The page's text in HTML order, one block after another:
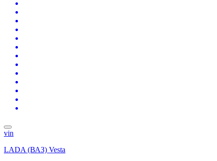
vin
LADA (ВАЗ) Vesta